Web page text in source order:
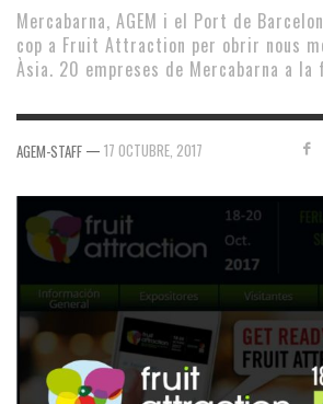
Mercabarna, AGEM i el Port de
cop a Fruit Attraction per obrir nous
Àsia. 20 empreses de Mercabarna a la
AGEM-STAFF — 17 OCTUBRE, 2017